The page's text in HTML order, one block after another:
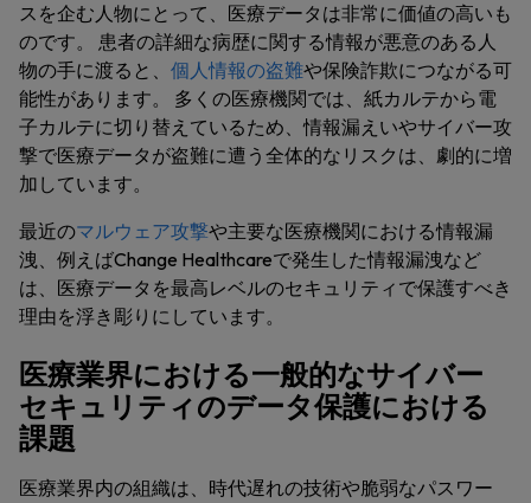
スを企む人物にとって、医療データは非常に価値の高いも
のです。 患者の詳細な病歴に関する情報が悪意のある人
物の手に渡ると、 個人情報の盗難や保険詐欺につながる可
能性があります。 多くの医療機関では、紙カルテから電
子カルテに切り替えているため、情報漏えいやサイバー攻
撃で医療データが盗難に遭う全体的なリスクは、劇的に増
加しています。
最近のマルウェア攻撃や主要な医療機関における情報漏
洩、例えばChange Healthcareで発生した情報漏洩など
は、医療データを最高レベルのセキュリティで保護すべき
理由を浮き彫りにしています。
医療業界における一般的なサイバー
セキュリティのデータ保護における
課題
医療業界内の組織は、時代遅れの技術や脆弱なパスワー